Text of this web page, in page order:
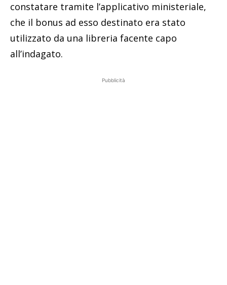
constatare tramite l’applicativo ministeriale,
che il bonus ad esso destinato era stato
utilizzato da una libreria facente capo
all’indagato.
Pubblicità